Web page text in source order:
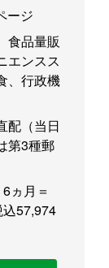
ージ
食品量販
エンスス
、行政機
配（当日
第3種郵
ヵ月＝
57,974